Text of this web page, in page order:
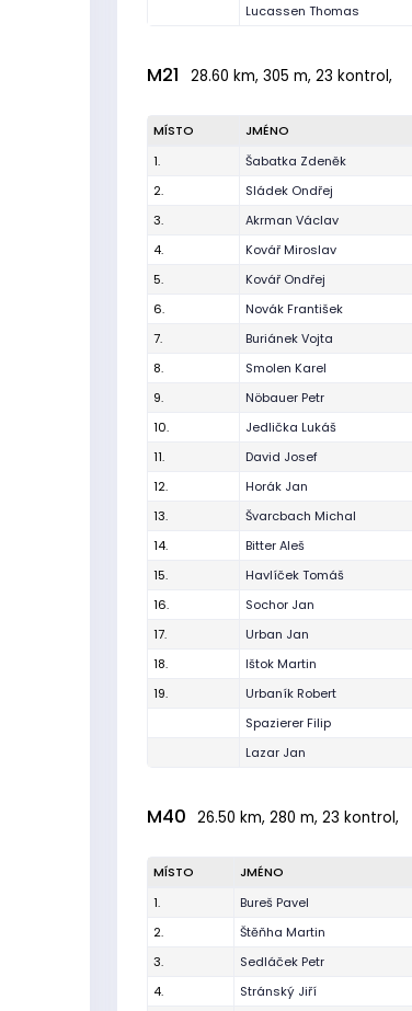
Lucassen Thomas
M21 28.60 km, 305 m, 23 kontrol,
MÍSTO JMÉNO
1.
Šabatka Zdeněk
2.
Sládek Ondřej
3.
Akrman Václav
4.
Kovář Miroslav
5.
Kovář Ondřej
6.
Novák František
7.
Buriánek Vojta
8.
Smolen Karel
9.
Nöbauer Petr
10.
Jedlička Lukáš
11.
David Josef
12.
Horák Jan
13.
Švarcbach Michal
14.
Bitter Aleš
15.
Havlíček Tomáš
16.
Sochor Jan
17.
Urban Jan
18.
Ištok Martin
19.
Urbaník Robert
Spazierer Filip
Lazar Jan
M40 26.50 km, 280 m, 23 kontrol,
MÍSTO JMÉNO
1.
Bureš Pavel
2.
Štěňha Martin
3.
Sedláček Petr
4.
Stránský Jiří